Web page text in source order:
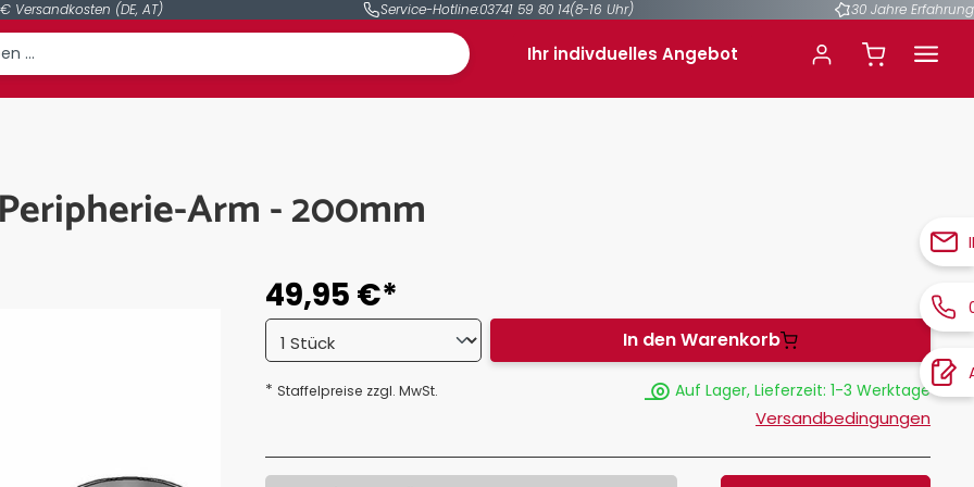
Versandkosten (DE, AT) Service-Hotline:03741 59 80 14(8-16 Uhr) 30 Jahre Erfahrung
Ihr indivduelles Angebot
Arm - 200mm
49,95 €*
In den Warenkorb
* Staffelpreise zzgl. MwSt. Auf Lager, Lieferzeit: 1-3 Werktage
Versandbedingungen